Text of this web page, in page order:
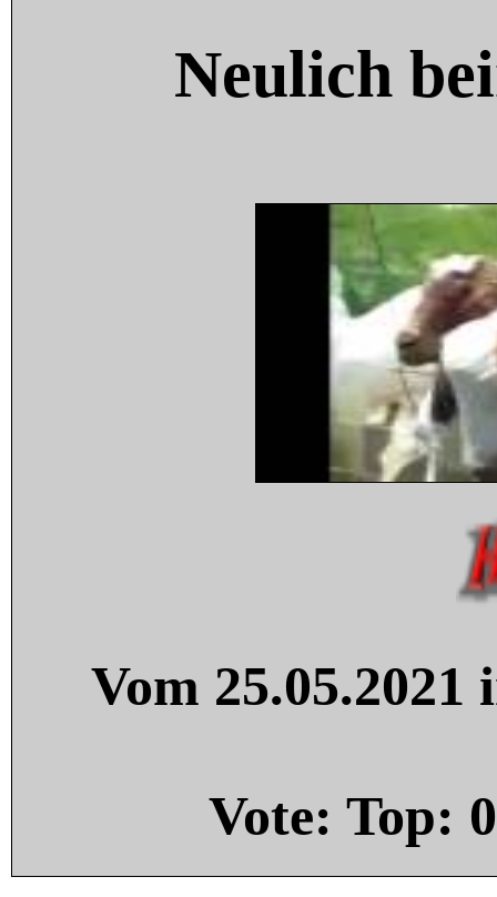
Neulich
Vom
Vote: Top: 0